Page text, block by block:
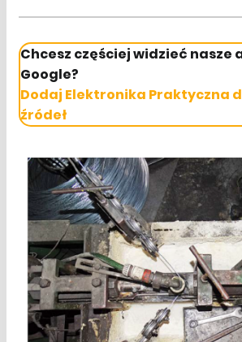
Chcesz częściej widzieć nasze
Google?
Dodaj Elektronika Praktyczna
źródeł